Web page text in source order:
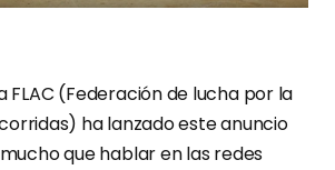
FLAC (Federación de lucha por la
ha lanzado este anuncio
que hablar en las redes